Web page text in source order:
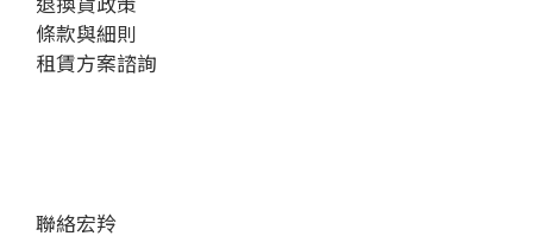
條款與細則
租賃方案諮詢
聯絡宏羚